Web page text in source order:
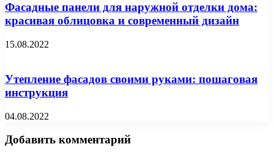
Фасадные панели для наружной отделки дома:
красивая облицовка и современный дизайн
15.08.2022
Утепление фасадов своими руками: пошаговая
инструкция
04.08.2022
Добавить комментарий